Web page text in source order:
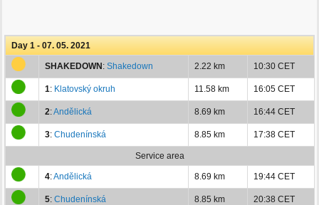
Day 1 - 07. 05. 2021
SHAKEDOWN : Shakedown 2.22 km 10:30 CET
1: Klatovský okruh 11.58 km 16:05 CET
2:Andělická 8.69 km 16:44 CET
3: Chudenínská 8.85 km 17:38 CET
Service area
4:Andělická 8.69 km 19:44 CET
5: Chudenínská 8.85 km 20:38 CET